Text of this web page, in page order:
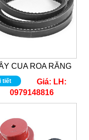
CUA ROA RĂNG
tiết Giá: LH:
0979148816